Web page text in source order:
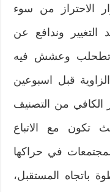
الاحتراز من سوء
التغيير وندافع عن
تطحلب وعشش فيه
قبل اسبوعين
الكافي من التصنيف
تكون مع الاتباع
في حراكها
باتجاه المستقبل،